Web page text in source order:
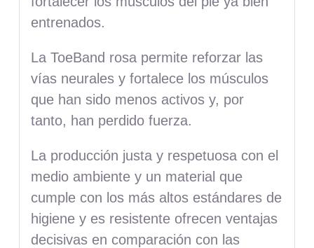
entrenados.
La ToeBand rosa permite reforzar las
vías neurales y fortalece los músculos
que han sido menos activos y, por
tanto, han perdido fuerza.
La producción justa y respetuosa con el
medio ambiente y un material que
cumple con los más altos estándares de
higiene y es resistente ofrecen ventajas
decisivas en comparación con las